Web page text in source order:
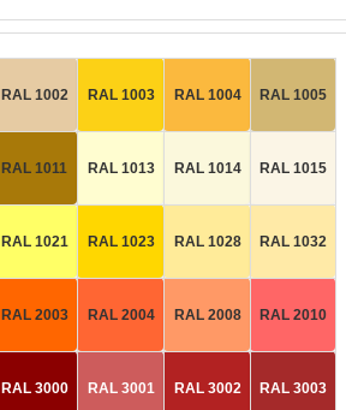
RAL 1002 RAL 1003 RAL 1004 RAL 1005
RAL 1011 RAL 1013 RAL 1014 RAL 1015
RAL 1021 RAL 1023 RAL 1028 RAL 1032
RAL 2003 RAL 2004 RAL 2008 RAL 2010
RAL 3000 RAL 3001 RAL 3002 RAL 3003